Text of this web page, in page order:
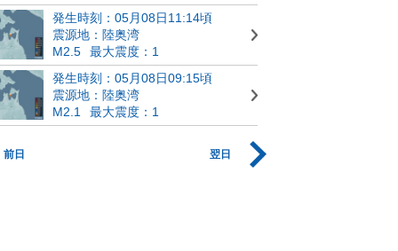
発生時刻：05月08日11:14頃
震源地：陸奥湾
M2.5
最大震度：1
発生時刻：05月08日09:15頃
震源地：陸奥湾
M2.1
最大震度：1
前日 翌日